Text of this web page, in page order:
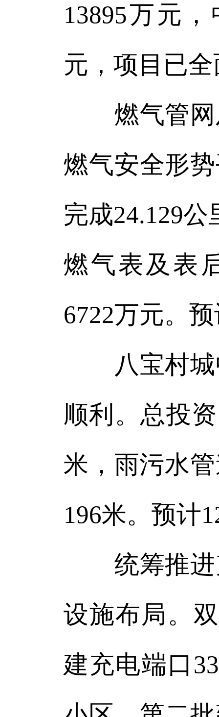
13895万元
元，项目已
燃气管网
燃气安全形
完成24.129
燃气表及表
6722万元。
八宝村城
顺利。总投
米，雨污水
196米。预计
统筹推进
设施布局。
建充电端口